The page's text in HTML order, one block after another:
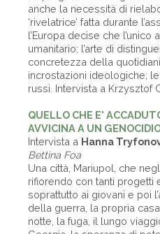
anche la necessità di
‘rivelatrice’ fatta durante
l’Europa decise che
umanitario; l’arte di
concretezza della
incrostazioni ideologiche;
russi. Intervista a Krzysztof
QUELLO CHE E'
AVVICINA A UN
Intervista a Hanna
Bettina Foa
Una città, Mariupol, che
rifiorendo con tanti progetti
soprattutto ai giovani e poi
della guerra, la propria
notte, la fuga, il lungo